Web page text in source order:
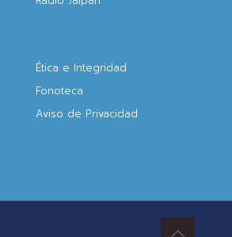
Ética e Integridad
Fonoteca
Aviso de Privacidad